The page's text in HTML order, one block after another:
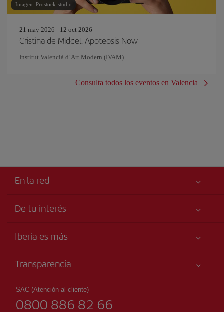
Imagen: Prostock-studio
21 may 2026 - 12 oct 2026
Cristina de Middel. Apoteosis Now
Institut Valencià d’Art Modern (IVAM)
Consulta todos los eventos en Valencia
En la red
De tu interés
Accesibilidad
Mapa del sitio
Sostenibilidad
Iberia es más
Grupo Iberia
Accionistas e Inversores
Nuestras Alianzas
Transparencia
SAC (Atención al cliente)
0800 886 82 66